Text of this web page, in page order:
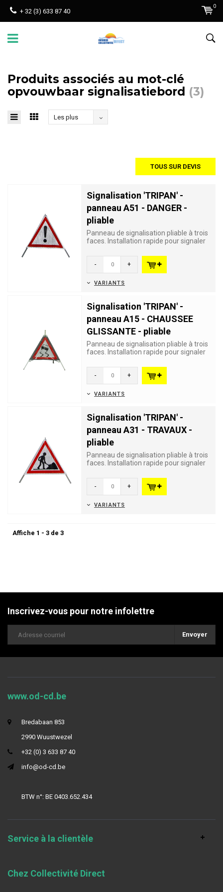
+ 32 (3) 633 87 40
0
Produits associés au mot-clé
opvouwbaar signalisatiebord (3)
Les plus
TOUS SUR DEVIS
Signalisation 'TRIPAN' -
panneau A51 - DANGER -
pliable
Panneau de signalisation pliable à trois
faces. Installation rapide pour signaler
- +
VARIANTS
Signalisation 'TRIPAN' -
panneau A15 - CHAUSSEE
GLISSANTE - pliable
Panneau de signalisation pliable à trois
faces. Installation rapide pour signaler
- +
VARIANTS
Signalisation 'TRIPAN' -
panneau A31 - TRAVAUX -
pliable
Panneau de signalisation pliable à trois
faces. Installation rapide pour signaler
- +
VARIANTS
Affiche 1 - 3 de 3
Inscrivez-vous pour notre infolettre
Envoyer
www.od-cd.be
Bredabaan 853
2990 Wuustwezel
+32 (0) 3 633 87 40
info@od-cd.be
BTW n°: BE 0403.652.434
Service à la clientèle
Chez Collectivité Direct